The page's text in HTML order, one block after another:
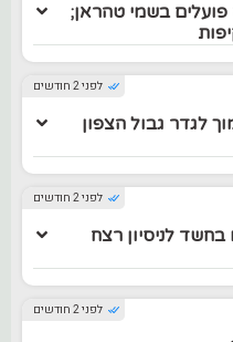
בשמי טהראן;
לפני 2 חודשים
לגדר גבול הצפון
לפני 2 חודשים
בחשד לניסיון רצח
לפני 2 חודשים